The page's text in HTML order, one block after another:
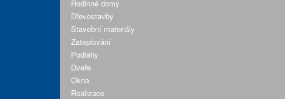
Rodinné domy
Dřevostavby
Stavební materiály
Zateplování
Podlahy
Dveře
Okna
Realizace